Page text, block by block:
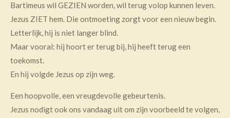
Bartimeus wil GEZIEN worden, wil terug volop kunnen leven.
Jezus ZIET hem. Die ontmoeting zorgt voor een nieuw begin.
Letterlijk, hij is niet langer blind.
Maar vooral: hij hoort er terug bij, hij heeft terug een
toekomst.
En hij volgde Jezus op zijn weg.
Een hoopvolle, een vreugdevolle gebeurtenis.
Jezus nodigt ook ons vandaag uit om zijn voorbeeld te volgen,